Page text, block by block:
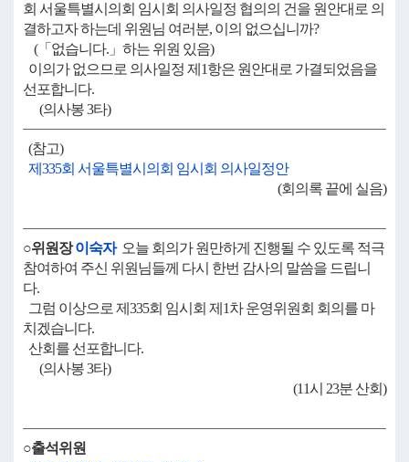
회 서울특별시의회 임시회 의사일정 협의의 건을 원안대로 의
결하고자 하는데 위원님 여러분, 이의 없으십니까?
(「없습니다.」하는 위원 있음)
이의가 없으므로 의사일정 제1항은 원안대로 가결되었음을
선포합니다.
(의사봉 3타)
(참고)
제335회 서울특별시의회 임시회 의사일정안
(회의록 끝에 실음)
○위원장이숙자오늘 회의가 원만하게 진행될 수 있도록 적극
참여하여 주신 위원님들께 다시 한번 감사의 말씀을 드립니
다.
그럼 이상으로 제335회 임시회 제1차 운영위원회 회의를 마
치겠습니다.
산회를 선포합니다.
(의사봉 3타)
(11시 23분 산회)
○출석위원